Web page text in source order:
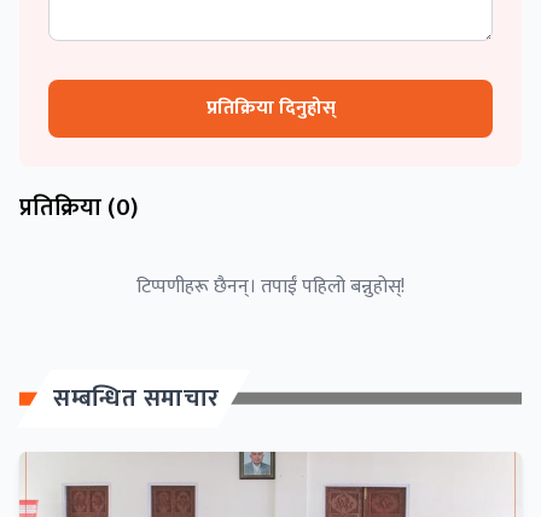
प्रतिक्रिया दिनुहोस्
प्रतिक्रिया (0)
टिप्पणीहरू छैनन्। तपाईं पहिलो बन्नुहोस्!
सम्बन्धित समाचार